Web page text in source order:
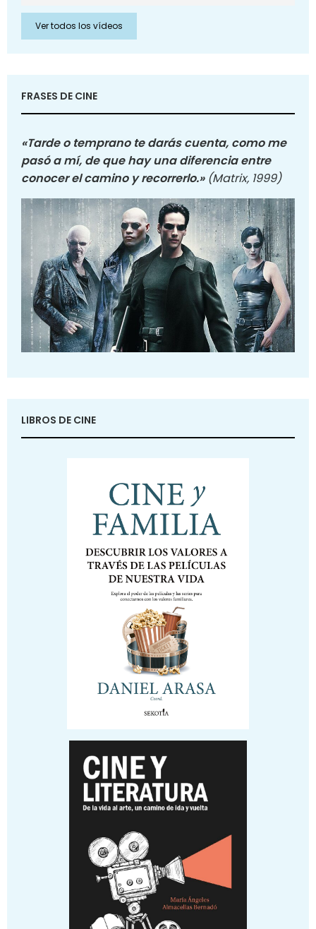
Ver todos los vídeos
FRASES DE CINE
«Tarde o temprano te darás cuenta, como me
pasó a mí, de que hay una diferencia entre
conocer el camino y recorrerlo.» (Matrix, 1999)
LIBROS DE CINE